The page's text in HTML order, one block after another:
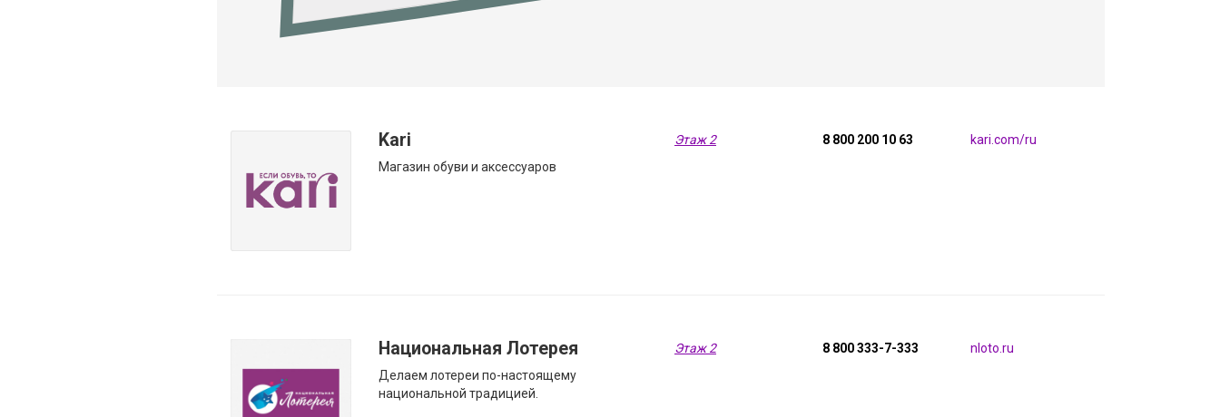
Kari
Магазин обуви и аксессуаров
Этаж 2 8 800 200 10 63 kari.com/ru
Национальная Лотерея
Делаем лотереи по-настоящему
национальной традицией.
Этаж 2 8 800 333-7-333 nloto.ru